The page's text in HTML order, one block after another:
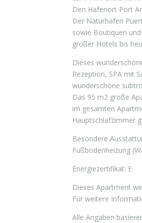
Den Hafenort Port
Der Naturhafen
sowie Boutiquen
großer Hotels bis
Dieses
Rezeption, SPA mit
wunderschöne
Das 95 m2 große
im gesamten
Hauptschlafzimmer
Besondere
Fußbodenheizung
Energiezertifikat: E
Dieses Apartment
Für weitere
Alle Angaben